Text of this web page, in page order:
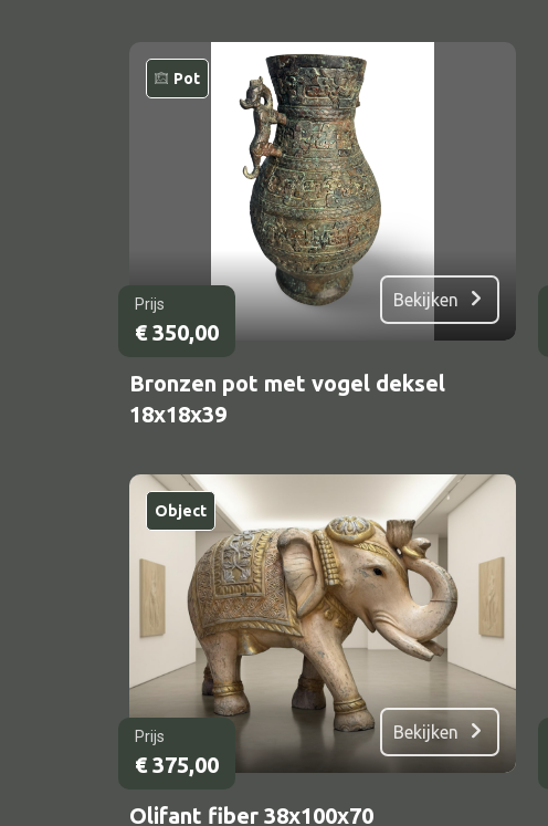
Pot
Prijs
€350,00
Bekijken
Bronzen pot met vogel deksel
18x18x39
Object
Prijs
€375,00
Bekijken
Olifant fiber 38x100x70